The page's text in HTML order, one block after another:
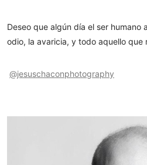
Deseo que algún día el ser humano
odio, la avaricia, y todo aquello que
@jesuschaconphotography